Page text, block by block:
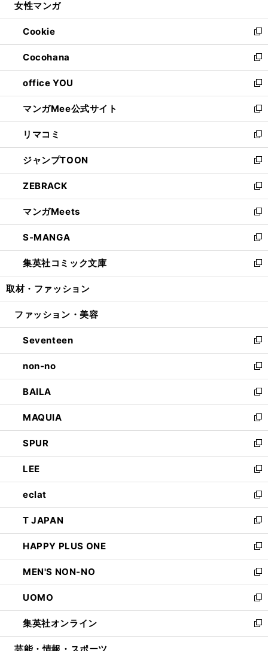
開
く
ウ
で
開
く
ン
ド
ウ
で
開
く
ウ
ィ
ン
ド
ウ
で
開
く
女性マンガ
Cookie
新
し
い
ウ
ィ
ン
ド
ウ
で
開
く
Cocohana
新
し
い
ウ
ィ
ン
ド
ウ
で
開
く
office YOU
新
し
い
ウ
ィ
ン
ド
ウ
で
開
く
マンガMee公式サイト
新
し
い
ウ
ィ
ン
ド
ウ
で
開
く
リマコミ
新
し
い
ウ
ィ
ン
ド
ウ
で
開
く
ジャンプTOON
新
し
い
ウ
ィ
ン
ド
ウ
で
開
ZEBRACK
新
し
い
ウ
ィ
ン
ド
ウ
開
マンガMeets
新
し
い
ウ
ィ
ン
ウ
開
く
S-MANGA
新
し
い
ウ
ン
ウ
で
開
く
集英社コミック文庫
新
し
ウ
ン
ド
ウ
で
開
く
取材・ファッション
ファッション・美容
Seventeen
新
し
い
ウ
ィ
ン
ド
ウ
で
開
く
non-no
新
し
い
ウ
ィ
ン
ド
ウ
で
開
く
BAILA
新
し
い
ウ
ィ
ン
ド
ウ
で
開
く
MAQUIA
新
し
い
ウ
ィ
ン
ド
ウ
で
開
く
SPUR
新
し
い
ウ
ィ
ン
ド
ウ
で
開
く
LEE
新
し
い
ウ
ィ
ン
ド
ウ
で
開
く
eclat
新
し
い
ウ
ィ
ン
ド
ウ
で
開
く
T JAPAN
新
し
い
ウ
ィ
ン
ド
ウ
で
開
HAPPY PLUS ONE
新
し
い
ウ
ィ
ン
ド
ウ
MEN'S NON-NO
新
し
い
ウ
ィ
ン
UOMO
新
し
い
ウ
集英社オンライン
新
し